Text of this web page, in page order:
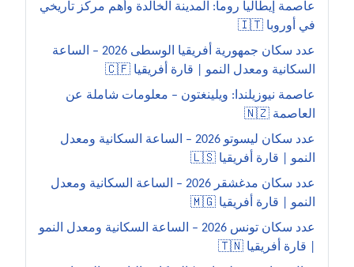
عاصمة إيطاليا روما: المدينة الخالدة وأهم مركز تاريخي
في أوروبا 🇮🇹
عدد سكان جمهورية أفريقيا الوسطى 2026 – الساعة
السكانية ومعدل النمو | قارة أفريقيا 🇨🇫
عاصمة نيوزيلندا: ويلينغتون – معلومات شاملة عن
العاصمة 🇳🇿
عدد سكان ليسوتو 2026 – الساعة السكانية ومعدل
النمو | قارة أفريقيا 🇱🇸
عدد سكان مدغشقر 2026 – الساعة السكانية ومعدل
النمو | قارة أفريقيا 🇲🇬
عدد سكان تونس 2026 – الساعة السكانية ومعدل النمو
| قارة أفريقيا 🇹🇳